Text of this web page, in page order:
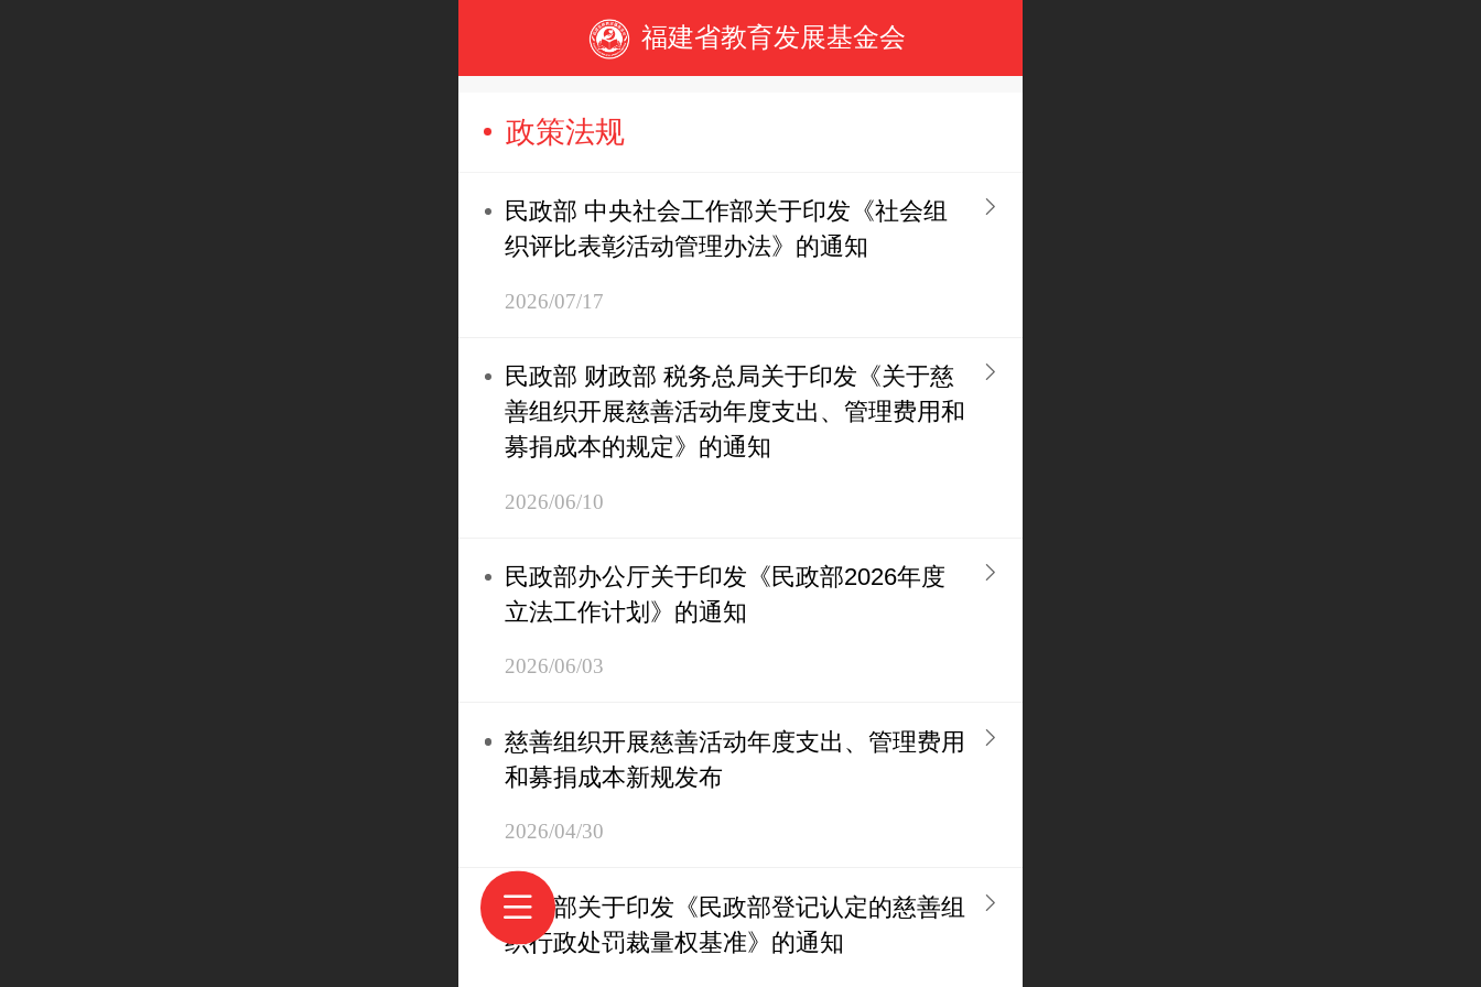
福建省教育发展基金会
政策法规
民政部 中央社会工作部关于印发《社会组
织评比表彰活动管理办法》的通知
2026/07/17
民政部 财政部 税务总局关于印发《关于慈
善组织开展慈善活动年度支出、管理费用和
募捐成本的规定》的通知
2026/06/10
民政部办公厅关于印发《民政部2026年度
立法工作计划》的通知
2026/06/03
慈善组织开展慈善活动年度支出、管理费用
和募捐成本新规发布
2026/04/30
民政部关于印发《民政部登记认定的慈善组
织行政处罚裁量权基准》的通知